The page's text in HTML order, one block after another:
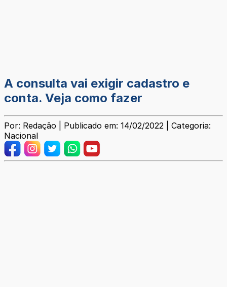
A consulta vai exigir cadastro e
conta. Veja como fazer
Por: Redação | Publicado em: 14/02/2022 | Categoria:
Nacional